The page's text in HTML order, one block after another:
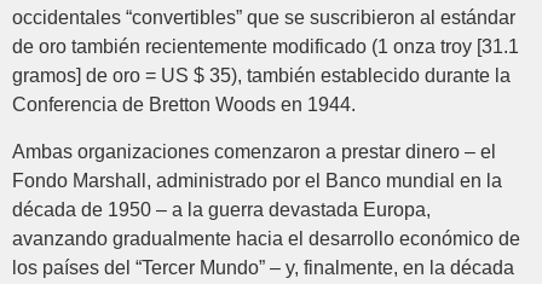
occidentales “convertibles” que se suscribieron al estándar
de oro también recientemente modificado (1 onza troy [31.1
gramos] de oro = US $ 35), también establecido durante la
Conferencia de Bretton Woods en 1944.
Ambas organizaciones comenzaron a prestar dinero – el
Fondo Marshall, administrado por el Banco mundial en la
década de 1950 – a la guerra devastada Europa,
avanzando gradualmente hacia el desarrollo económico de
los países del “Tercer Mundo” – y, finalmente, en la década